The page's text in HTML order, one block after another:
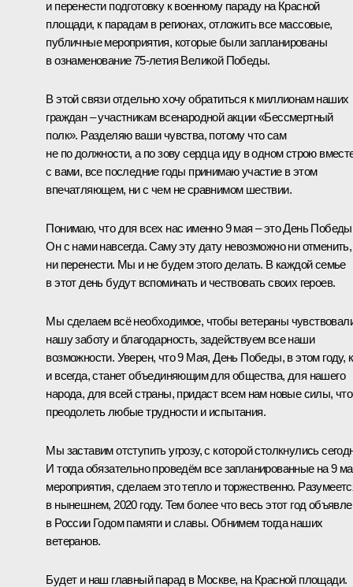
и перенести подготовку к военному параду на Красной
площади, к парадам в регионах, отложить все массовые,
публичные мероприятия, которые были запланированы
в ознаменование 75-летия Великой Победы.
В этой связи отдельно хочу обратиться к миллионам наших
граждан – участникам всенародной акции «Бессмертный
полк». Разделяю ваши чувства, потому что сам
не по должности, а по зову сердца иду в одном строю
с вами, все последние годы принимаю участие в этом
впечатляющем, ни с чем не сравнимом шествии.
Понимаю, что для всех нас именно 9 мая – это День
Он с нами навсегда. Саму эту дату невозможно ни отменить,
ни перенести. Мы и не будем этого делать. В каждой семье
в этот день будут вспоминать и чествовать своих героев.
Мы сделаем всё необходимое, чтобы ветераны
нашу заботу и благодарность, задействуем все наши
возможности. Уверен, что 9 Мая, День Победы, в этом году,
и всегда, станет объединяющим для общества, для нашего
народа, для всей страны, придаст всем нам новые силы,
преодолеть любые трудности и испытания.
Мы заставим отступить угрозу, с которой столкнулись
И тогда обязательно проведём все запланированные на 9
мероприятия, сделаем это тепло и торжественно.
в нынешнем, 2020 году. Тем более что весь этот год
в России Годом памяти и славы. Обнимем тогда наших
ветеранов.
Будет и наш главный парад в Москве, на Красной площади.